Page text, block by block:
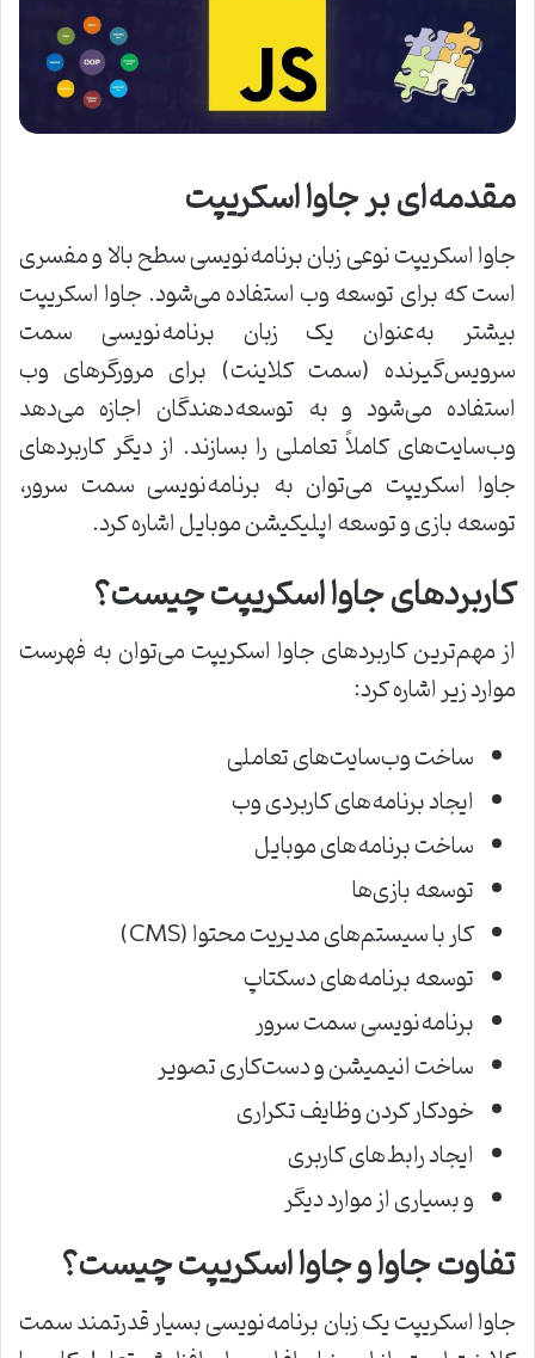
مقدمه‌ای بر جاوا اسکریپت
جاوا اسکریپت نوعی زبان برنامه‌نویسی سطح بالا و مفسری
است که برای توسعه وب استفاده می‌شود. جاوا اسکریپت
بیشتر به‌عنوان یک زبان برنامه‌نویسی سمت
سرویس‌گیرنده (سمت کلاینت) برای مرورگرهای وب
استفاده می‌شود و به توسعه‌دهندگان اجازه می‌دهد
وب‌سایت‌های کاملاً تعاملی را بسازند. از دیگر کاربردهای
جاوا اسکریپت می‌توان به برنامه‌نویسی سمت سرور،
توسعه بازی و توسعه اپلیکیشن موبایل اشاره کرد.
کاربردهای جاوا اسکریپت چیست؟
از مهم‌ترین کاربردهای جاوا اسکریپت می‌توان به فهرست
موارد زیر اشاره کرد:
ساخت وب‌سایت‌های تعاملی
ایجاد برنامه‌های کاربردی وب
ساخت برنامه‌های موبایل
توسعه بازی‌ها
کار با سیستم‌های مدیریت محتوا (CMS)
توسعه برنامه‌های دسکتاپ
برنامه‌نویسی سمت سرور
ساخت انیمیشن و دست‌کاری تصویر
خودکار کردن وظایف تکراری
ایجاد رابط‌های کاربری
و بسیاری از موارد دیگر
تفاوت جاوا و جاوا اسکریپت چیست؟
جاوا اسکریپت یک زبان برنامه‌نویسی بسیار قدرتمند سمت